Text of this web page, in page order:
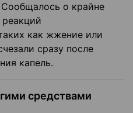
о крайне
реакций
как жжение или
сразу после
капель.
средствами